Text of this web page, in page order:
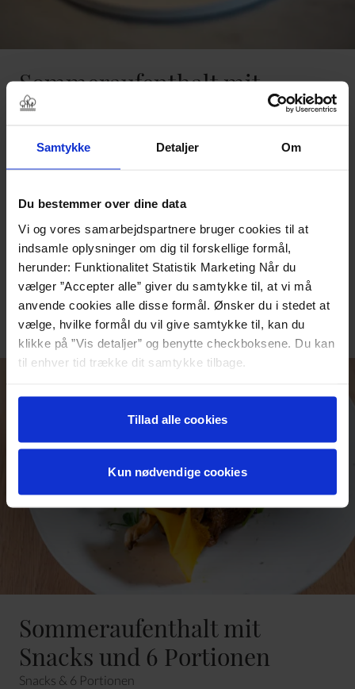
Samtykke Detaljer Om
Du bestemmer over dine data
Vi og vores samarbejdspartnere bruger cookies til at
indsamle oplysninger om dig til forskellige formål,
herunder: Funktionalitet Statistik Marketing Når du
vælger ”Accepter alle” giver du samtykke til, at vi må
anvende cookies alle disse formål. Ønsker du i stedet at
vælge, hvilke formål du vil give samtykke til, kan du
klikke på ”Vis detaljer” og benytte checkboksene. Du kan
til enhver tid trække dit samtykke tilbage.
Læs mere om det samt vores behandling af
personoplysninger her>>Tillad alle cookies
Kun nødvendige cookies
Sommeraufenthalt mit
Snacks und 3 Portionen
Nacht
Frühstück mit Aussicht
Bitte beachten Sie, dass es sich bei dem angegebenen Preis um
einen Startpreis handelt, der für die Unterbringung in einem
geteilten Mini-Doppelzimmer pro Person gilt.
Selbstverständlich nehmen wir Rücksicht auf Allergene,
möchten es aber vorab wissen.
BUCHEN SIE IHREN AUFENTHALT HIER
Sommeraufenthalt mit
Snacks und 6 Portionen
Snacks & 6 Portionen